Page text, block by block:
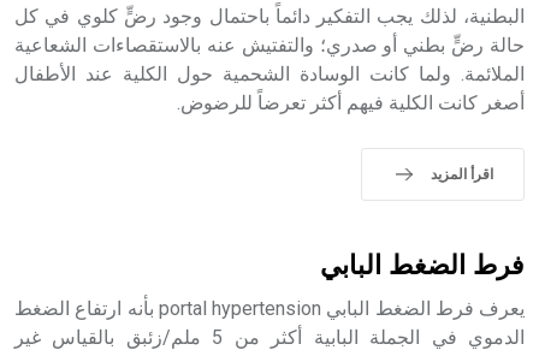
حيث تقتصر القيمة الصوتية للعلامة الك
البطنية، لذلك يجب التفكير دائماً باحتمال وجود رضٍّ كلوي في كل
حالة رضٍّ بطني أو صدري؛ والتفتيش عنه بالاستقصاءات الشعاعية
الملائمة. ولما كانت الوسادة الشحمية حول الكلية عند الأطفال
أصغر كانت الكلية فيهم أكثر تعرضاً للرضوض.
اقرأ المزيد
فرط الضغط البابي
يعرف فرط الضغط البابي portal hypertension بأنه ارتفاع الضغط
الدموي في الجملة البابية أكثر من 5 ملم/زئبق بالقياس غير